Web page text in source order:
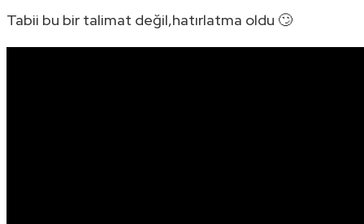
Tabii bu bir talimat değil,hatırlatma oldu 🙄